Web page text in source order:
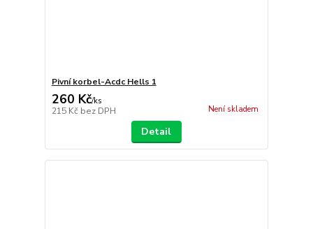
Pivní korbel-Acdc Hells 1
260 Kč/ks
215 Kč bez DPH Není skladem
Detail